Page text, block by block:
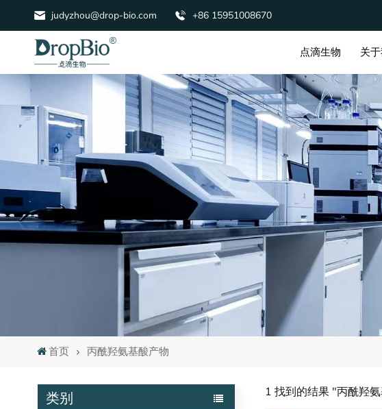
judyzhou@drop-bio.com +86 15951008670
点滴生物 关
首页 丙酰羟氨基酸产物
类别 1 找到的结果 "丙酰羟